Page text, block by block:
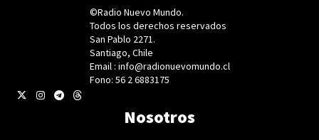
©Radio Nuevo Mundo.
Todos los derechos reservados
San Pablo 2271.
Santiago, Chile
Email : info@radionuevomundo.cl
Fono: 56 2 6883175
Nosotros